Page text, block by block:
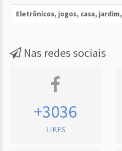
Eletrônicos, jogos, casa,
Nas redes sociais
+3036
LIKES